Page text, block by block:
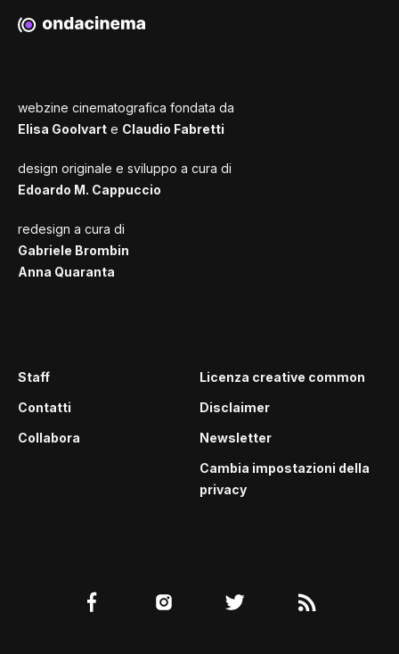
webzine cinematografica fondata da
Elisa Goolvart e Claudio Fabretti
design originale e sviluppo a cura di
Edoardo M. Cappuccio
redesign a cura di
Gabriele Brombin
Anna Quaranta
Staff
Contatti
Collabora
Licenza creative common
Disclaimer
Newsletter
Cambia impostazioni della
privacy